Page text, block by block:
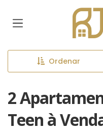
Ordenar
2
Teen à